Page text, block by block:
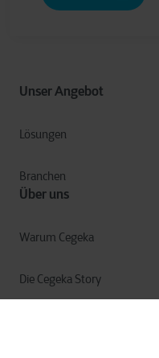
Unser Angebot
Lösungen
Branchen
Über uns
Warum Cegeka
Die Cegeka Story